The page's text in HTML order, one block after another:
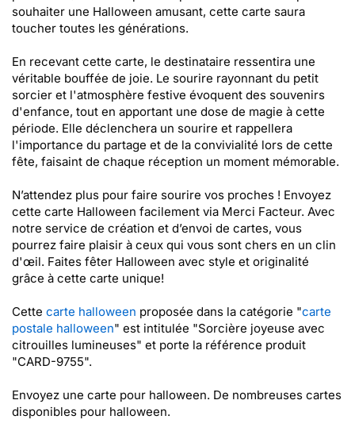
souhaiter une Halloween amusant, cette carte saura
toucher toutes les générations.
En recevant cette carte, le destinataire ressentira une
véritable bouffée de joie. Le sourire rayonnant du petit
sorcier et l'atmosphère festive évoquent des souvenirs
d'enfance, tout en apportant une dose de magie à cette
période. Elle déclenchera un sourire et rappellera
l'importance du partage et de la convivialité lors de cette
fête, faisaint de chaque réception un moment mémorable.
N’attendez plus pour faire sourire vos proches ! Envoyez
cette carte Halloween facilement via Merci Facteur. Avec
notre service de création et d’envoi de cartes, vous
pourrez faire plaisir à ceux qui vous sont chers en un clin
d'œil. Faites fêter Halloween avec style et originalité
grâce à cette carte unique!
Cette carte halloween proposée dans la catégorie "carte
postale halloween" est intitulée "Sorcière joyeuse avec
citrouilles lumineuses" et porte la référence produit
"CARD-9755".
Envoyez une carte pour halloween. De nombreuses cartes
disponibles pour halloween.